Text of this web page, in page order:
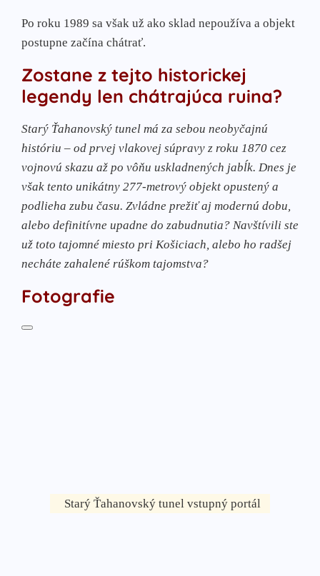
Po roku 1989 sa však už ako sklad nepoužíva a objekt
postupne začína chátrať.
Zostane z tejto historickej
legendy len chátrajúca ruina?
Starý Ťahanovský tunel má za sebou neobyčajnú
históriu – od prvej vlakovej súpravy z roku 1870 cez
vojnovú skazu až po vôňu uskladnených jabĺk. Dnes je
však tento unikátny 277-metrový objekt opustený a
podlieha zubu času. Zvládne prežiť aj modernú dobu,
alebo definitívne upadne do zabudnutia? Navštívili ste
už toto tajomné miesto pri Košiciach, alebo ho radšej
necháte zahalené rúškom tajomstva?
Fotografie
Starý Ťahanovský tunel vstupný portál